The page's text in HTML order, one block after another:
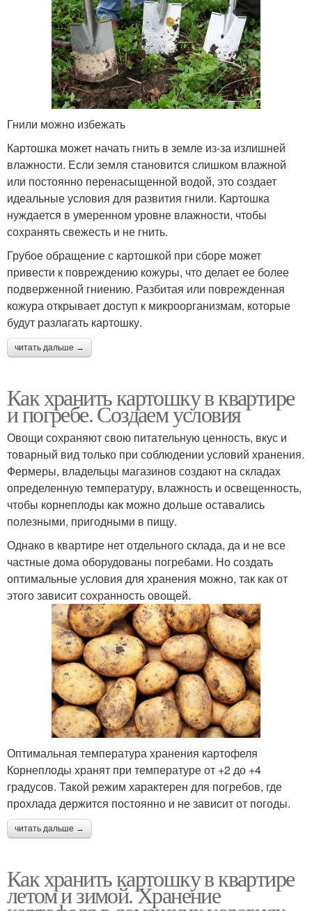
Гнили можно избежать
Картошка может начать гнить в земле из-за излишней
влажности. Если земля становится слишком влажной
или постоянно перенасыщенной водой, это создает
идеальные условия для развития гнили. Картошка
нуждается в умеренном уровне влажности, чтобы
сохранять свежесть и не гнить.
Грубое обращение с картошкой при сборе может
привести к повреждению кожуры, что делает ее более
подверженной гниению. Разбитая или поврежденная
кожура открывает доступ к микроорганизмам, которые
будут разлагать картошку.
читать дальше →
Как хранить картошку в квартире
и погребе. Создаем условия
Овощи сохраняют свою питательную ценность, вкус и
товарный вид только при соблюдении условий хранения.
Фермеры, владельцы магазинов создают на складах
определенную температуру, влажность и освещенность,
чтобы корнеплоды как можно дольше оставались
полезными, пригодными в пищу.
Однако в квартире нет отдельного склада, да и не все
частные дома оборудованы погребами. Но создать
оптимальные условия для хранения можно, так как от
этого зависит сохранность овощей.
Оптимальная температура хранения картофеля
Корнеплоды хранят при температуре от +2 до +4
градусов. Такой режим характерен для погребов, где
прохлада держится постоянно и не зависит от погоды.
читать дальше →
Как хранить картошку в квартире
летом и зимой. Хранение